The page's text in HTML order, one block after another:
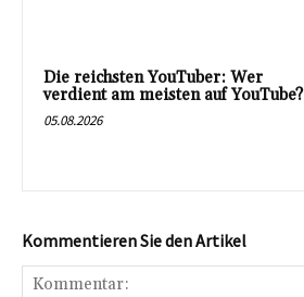
Die reichsten YouTuber: Wer
verdient am meisten auf YouTube?
05.08.2026
Kommentieren Sie den Artikel